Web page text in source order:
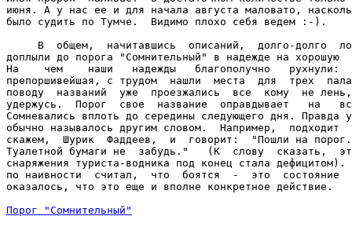
июня. А у нас ее и для начала августа маловато,
было судить по Тумче.  Видимо плохо себя ведем :-).
В  общем,  начитавшись  описаний,  долго-долго
доплыли до порога "Сомнительный" в надежде на хорошую
На    чем    наши   надежды   благополучно   рухнули:
препоршивейшая, с трудом  нашли  места  для  трех
поводу  названий  уже  проезжались  все  кому  не
удержусь.  Порог  свое  название  оправдывает   на
Сомневались вплоть до середины следующего дня. Правда
обычно называлось другим словом.  Например,  подходит
скажем,  Шурик  Фаддеев,  и  говорит:  "Пошли на
Туалетной бумаги не  забудь."   (К  слову  сказать,
снаряжения туриста-водника под конец стала дефицитом).
по наивности  считал,  что  боятся  -  это  состояние
оказалось, что это еще и вполне конкретное действие.
Порог "Сомнительный"